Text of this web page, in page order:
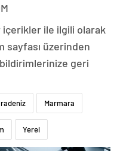
içerikler ile ilgili olarak
sayfası üzerinden
geri
Marmara
Yerel